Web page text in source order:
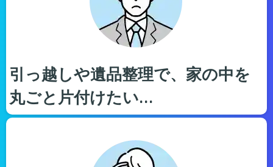
引っ越しや遺品整理で、家の中を
丸ごと片付けたい…